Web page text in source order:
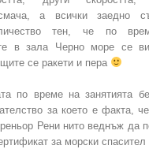
а всички заедно
тен, че по
в зала Черно море се
се ракети и пера
по време на занятията
за което е факта,
Рени нито веднъж да
за морски спасител